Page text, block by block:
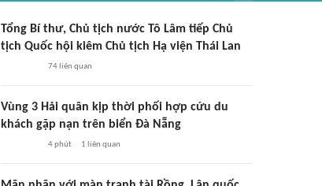
Tổng Bí thư, Chủ tịch nước Tô Lâm tiếp Chủ
tịch Quốc hội kiêm Chủ tịch Hạ viện Thái Lan
74 liên quan
Vùng 3 Hải quân kịp thời phối hợp cứu du
khách gặp nạn trên biển Đà Nẵng
4 phút 1 liên quan